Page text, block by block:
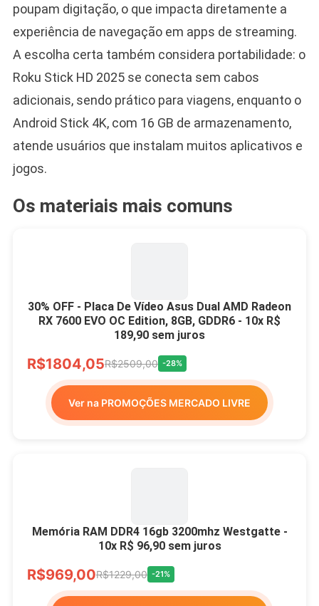
poupam digitação, o que impacta diretamente a
experiência de navegação em apps de streaming.
A escolha certa também considera portabilidade: o
Roku Stick HD 2025 se conecta sem cabos
adicionais, sendo prático para viagens, enquanto o
Android Stick 4K, com 16 GB de armazenamento,
atende usuários que instalam muitos aplicativos e
jogos.
Os materiais mais comuns
30% OFF - Placa De Vídeo Asus Dual AMD Radeon
RX 7600 EVO OC Edition, 8GB, GDDR6 - 10x R$
189,90 sem juros
R$1804,05R$2509,00 -28%
Ver na PROMOÇÕES MERCADO LIVRE
Memória RAM DDR4 16gb 3200mhz Westgatte -
10x R$ 96,90 sem juros
R$969,00R$1229,00 -21%